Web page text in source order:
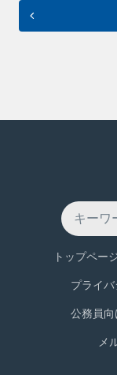
トップペー
プライ
公務員
メ